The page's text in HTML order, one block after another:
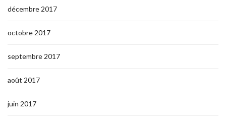
décembre 2017
octobre 2017
septembre 2017
août 2017
juin 2017